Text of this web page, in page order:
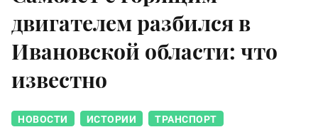
двигателем разбился в
Ивановской области: что
известно
НОВОСТИ ИСТОРИИ ТРАНСПОРТ